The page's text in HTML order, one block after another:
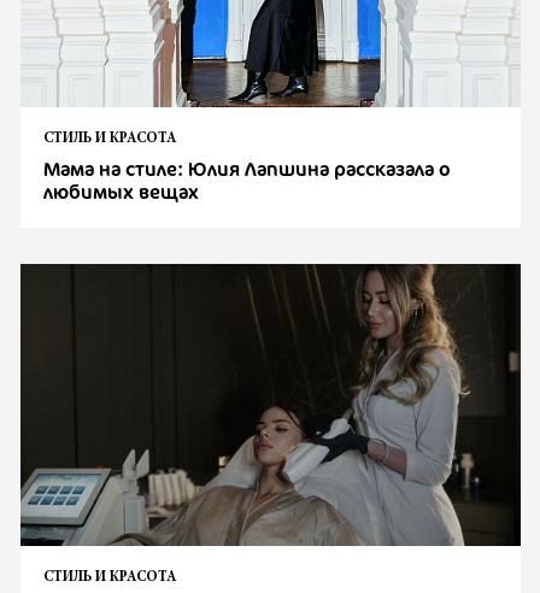
СТИЛЬ И КРАСОТА
Мама на стиле: Юлия Лапшина рассказала о
любимых вещах
СТИЛЬ И КРАСОТА